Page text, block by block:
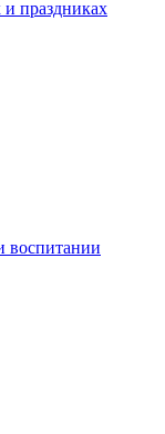
праздниках
воспитании